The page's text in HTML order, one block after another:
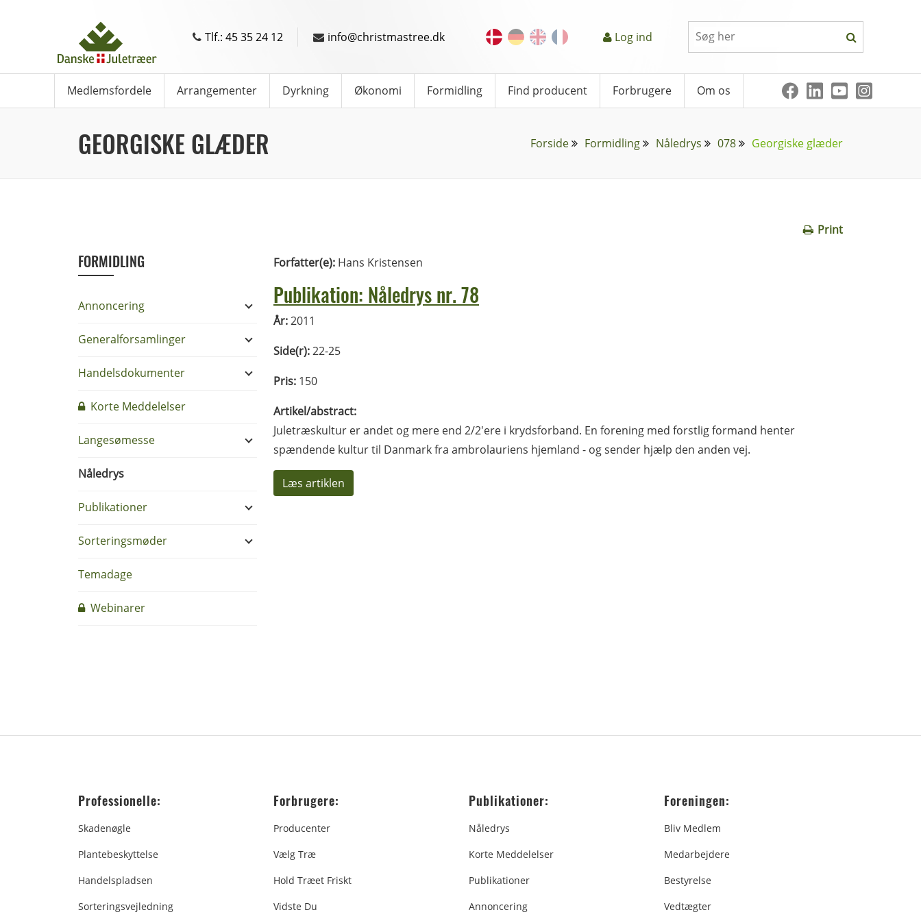
Tlf.: 45 35 24 12 info@christmastree.dk Log ind
Medlemsfordele Arrangementer Dyrkning Økonomi Formidling Find producent Forbrugere Om os
GEORGISKE GLÆDER Forside Formidling Nåledrys 078 Georgiske glæder
Print
FORMIDLING
Annoncering
Generalforsamlinger
Handelsdokumenter
Korte Meddelelser
Langesømesse
Nåledrys
Publikationer
Sorteringsmøder
Temadage
Webinarer
Forfatter(e): Hans Kristensen
Publikation: Nåledrys nr. 78
År:2011
Side(r):22-25
Pris: 150
Artikel/abstract:
Juletræskultur er andet og mere end 2/2'ere i krydsforband. En forening med forstlig formand henter
spændende kultur til Danmark fra ambrolauriens hjemland - og sender hjælp den anden vej.
Læs artiklen
Professionelle:
Skadenøgle
Plantebeskyttelse
Handelspladsen
Sorteringsvejledning
Forbrugere:
Producenter
Vælg Træ
Hold Træet Friskt
Vidste Du
Publikationer:
Nåledrys
Korte Meddelelser
Publikationer
Annoncering
Foreningen:
Bliv Medlem
Medarbejdere
Bestyrelse
Vedtægter